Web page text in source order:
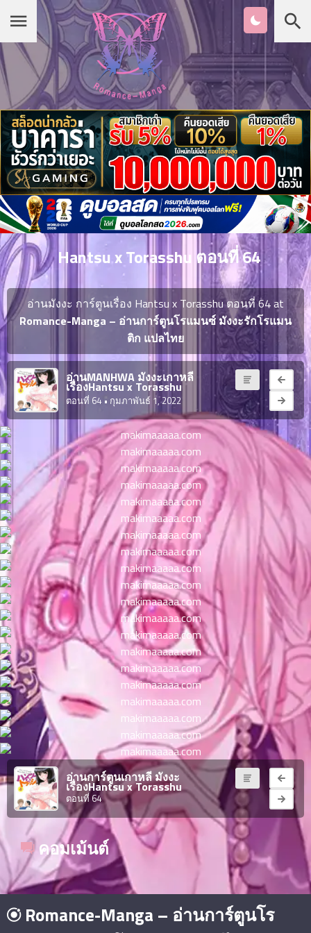
หน้าแรก
หมวดมังงะ
รายชื่อมังงะ Romance
เกาหลี
จีน
ญี่ปุ่น
จบแล้ว
มังงะ NTR
บุ๊กมาร์ก
อ่านมังงะ
Hantsu x Torasshu ตอนที่ 64
อ่านมังงะ การ์ตูนเรื่อง Hantsu x Torasshu ตอนที่ 64 at
Romance-Manga – อ่านการ์ตูนโรแมนซ์ มังงะรักโรแมน
ติก แปลไทย
อ่านMANHWA มังงะเกาหลี
เรื่องHantsu x Torasshu
ตอนที่ 64 • กุมภาพันธ์ 1, 2022
อ่านการ์ตูนเกาหลี มังงะ
เรื่องHantsu x Torasshu
ตอนที่ 64
คอมเม้นต์
Chapter
List
น
2
ตอน
ที่
น
3
ตอน
ที่
ม
4
ตอน
ที่
ม
5
ตอน
น
6
ตอน
ที่
น
7
ตอน
ที่
น
8
ตอน
ที่
น
9
ตอน
ที่
น
10
ตอน
ที่
ม
11
ตอน
ที่
ม
12
ตอน
ที่
ม
13
ตอน
14
ตอน
ที่
15Romance-Manga – อ่านการ์ตูนโร